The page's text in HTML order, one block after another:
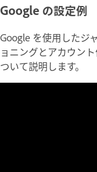
Google の設定例
Google を使用したジ
ョニングとアカウン
ついて説明します。